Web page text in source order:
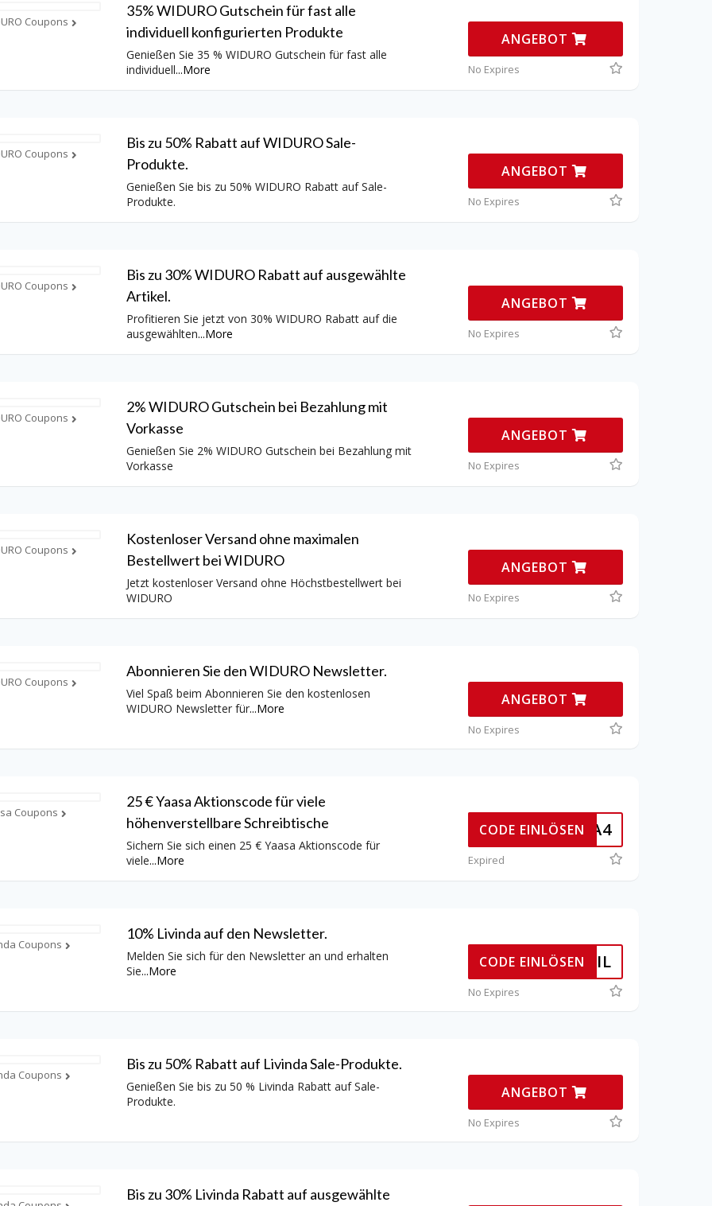
Coupons
35% WIDURO Gutschein für fast alle
individuell konfigurierten Produkte
Genießen Sie 35 % WIDURO Gutschein für fast alle
individuell...More
ANGEBOT
No Expires
Coupons
Bis zu 50% Rabatt auf WIDURO Sale-
Produkte.
Genießen Sie bis zu 50% WIDURO Rabatt auf Sale-
Produkte.
ANGEBOT
No Expires
Coupons
Bis zu 30% WIDURO Rabatt auf ausgewählte
Artikel.
Profitieren Sie jetzt von 30% WIDURO Rabatt auf die
ausgewählten...More
ANGEBOT
No Expires
Coupons
2% WIDURO Gutschein bei Bezahlung mit
Vorkasse
Genießen Sie 2% WIDURO Gutschein bei Bezahlung mit
Vorkasse
ANGEBOT
No Expires
Coupons
Kostenloser Versand ohne maximalen
Bestellwert bei WIDURO
Jetzt kostenloser Versand ohne Höchstbestellwert bei
WIDURO
ANGEBOT
No Expires
Coupons
Abonnieren Sie den WIDURO Newsletter.
Viel Spaß beim Abonnieren Sie den kostenlosen
WIDURO Newsletter für...More
ANGEBOT
No Expires
Coupons
25 € Yaasa Aktionscode für viele
höhenverstellbare Schreibtische
Sichern Sie sich einen 25 € Yaasa Aktionscode für
viele...More
8MZ4BA4
CODE EINLÖSEN
Expired
Coupons
10% Livinda auf den Newsletter.
Melden Sie sich für den Newsletter an und erhalten
Sie...More ER EMAIL
CODE EINLÖSEN
No Expires
Coupons
Bis zu 50% Rabatt auf Livinda Sale-Produkte.
Genießen Sie bis zu 50 % Livinda Rabatt auf Sale-
Produkte.
ANGEBOT
No Expires
Bis zu 30% Livinda Rabatt auf ausgewählte